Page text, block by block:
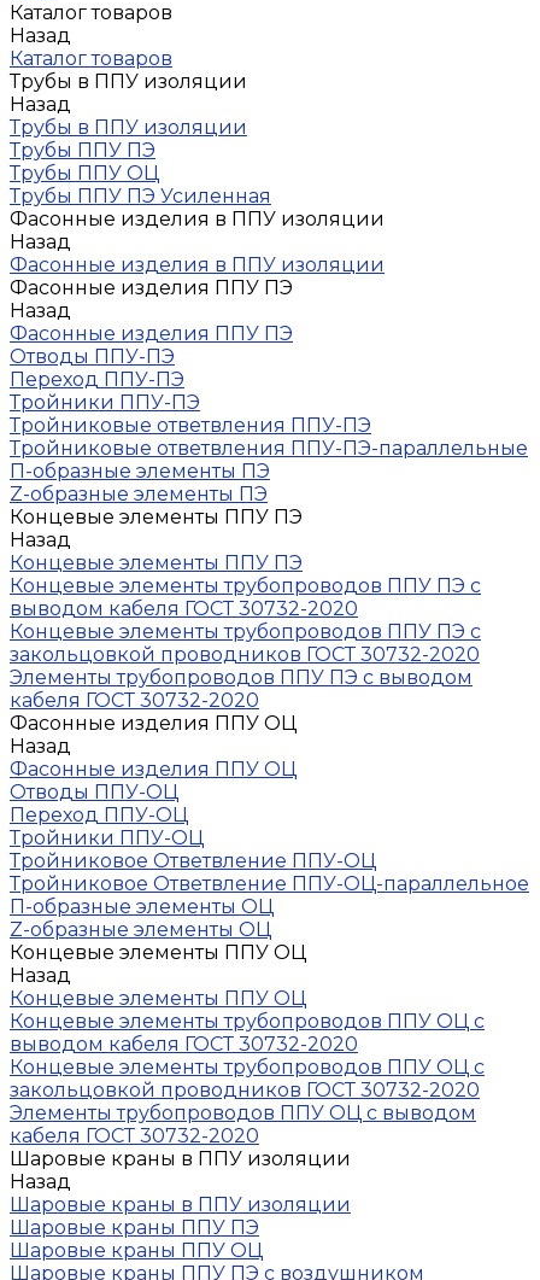
Каталог товаров
Назад
Каталог товаров
Трубы в ППУ изоляции
Назад
Трубы в ППУ изоляции
Трубы ППУ ПЭ
Трубы ППУ ОЦ
Трубы ППУ ПЭ Усиленная
Фасонные изделия в ППУ изоляции
Назад
Фасонные изделия в ППУ изоляции
Фасонные изделия ППУ ПЭ
Назад
Фасонные изделия ППУ ПЭ
Отводы ППУ-ПЭ
Переход ППУ-ПЭ
Тройники ППУ-ПЭ
Тройниковые ответвления ППУ-ПЭ
Тройниковые ответвления ППУ-ПЭ-параллельные
П-образные элементы ПЭ
Z-образные элементы ПЭ
Концевые элементы ППУ ПЭ
Назад
Концевые элементы ППУ ПЭ
Концевые элементы трубопроводов ППУ ПЭ с
выводом кабеля ГОСТ 30732-2020
Концевые элементы трубопроводов ППУ ПЭ с
закольцовкой проводников ГОСТ 30732-2020
Элементы трубопроводов ППУ ПЭ с выводом
кабеля ГОСТ 30732-2020
Фасонные изделия ППУ ОЦ
Назад
Фасонные изделия ППУ ОЦ
Отводы ППУ-ОЦ
Переход ППУ-ОЦ
Тройники ППУ-ОЦ
Тройниковое Ответвление ППУ-ОЦ
Тройниковое Ответвление ППУ-ОЦ-параллельное
П-образные элементы ОЦ
Z-образные элементы ОЦ
Концевые элементы ППУ ОЦ
Назад
Концевые элементы ППУ ОЦ
Концевые элементы трубопроводов ППУ ОЦ с
выводом кабеля ГОСТ 30732-2020
Концевые элементы трубопроводов ППУ ОЦ с
закольцовкой проводников ГОСТ 30732-2020
Элементы трубопроводов ППУ ОЦ с выводом
кабеля ГОСТ 30732-2020
Шаровые краны в ППУ изоляции
Назад
Шаровые краны в ППУ изоляции
Шаровые краны ППУ ПЭ
Шаровые краны ППУ ОЦ
Шаровые краны ППУ ПЭ с воздушником